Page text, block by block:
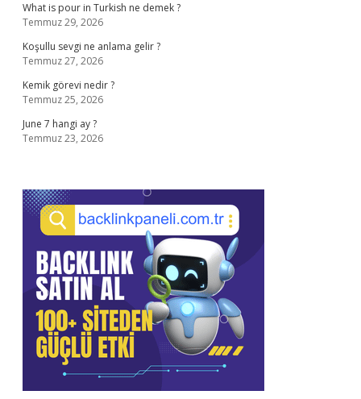
What is pour in Turkish ne demek ?
Temmuz 29, 2026
Koşullu sevgi ne anlama gelir ?
Temmuz 27, 2026
Kemik görevi nedir ?
Temmuz 25, 2026
June 7 hangi ay ?
Temmuz 23, 2026